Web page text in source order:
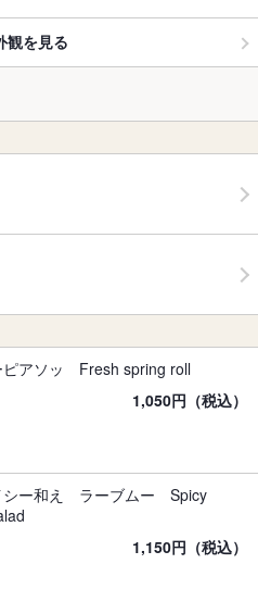
観を見る
アソッ Fresh spring roll
1,050円（税込）
シー和え ラーブムー Spicy
1,150円（税込）